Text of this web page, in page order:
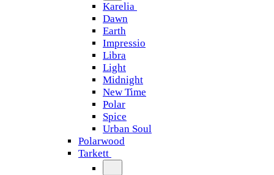
Karelia
Dawn
Earth
Impressio
Libra
Light
Midnight
New Time
Polar
Spice
Urban Soul
Polarwood
Tarkett